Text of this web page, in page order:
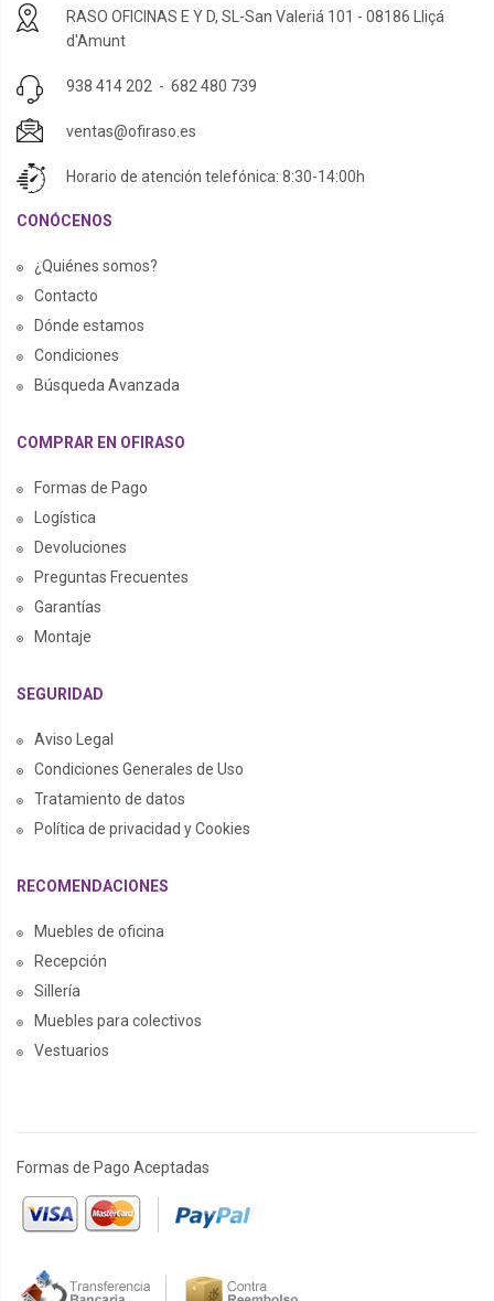
RASO OFICINAS E Y D, SL-San Valeriá 101 - 08186 Lliçá
d'Amunt
938 414 202 - 682 480 739
ventas@ofiraso.es
Horario de atención telefónica: 8:30-14:00h
CONÓCENOS
¿Quiénes somos?
Contacto
Dónde estamos
Condiciones
Búsqueda Avanzada
COMPRAR EN OFIRASO
Formas de Pago
Logística
Devoluciones
Preguntas Frecuentes
Garantías
Montaje
SEGURIDAD
Aviso Legal
Condiciones Generales de Uso
Tratamiento de datos
Política de privacidad y Cookies
RECOMENDACIONES
Muebles de oficina
Recepción
Sillería
Muebles para colectivos
Vestuarios
Formas de Pago Aceptadas